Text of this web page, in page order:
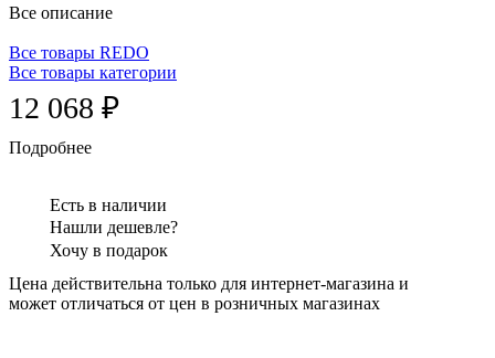
Все описание
Все товары REDO
Все товары категории
12 068 ₽
Подробнее
Есть в наличии
Нашли дешевле?
Хочу в подарок
Цена действительна только для интернет-магазина и
может отличаться от цен в розничных магазинах